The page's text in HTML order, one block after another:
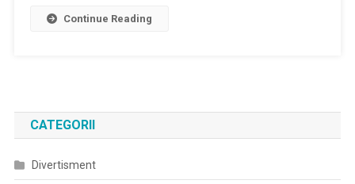
Continue Reading
CATEGORII
Divertisment